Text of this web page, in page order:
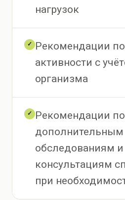
нагрузок
✓
Рекомендации
активности с
организма
✓
Рекомендации по
дополнительным
обследованиям и
консультациям
при